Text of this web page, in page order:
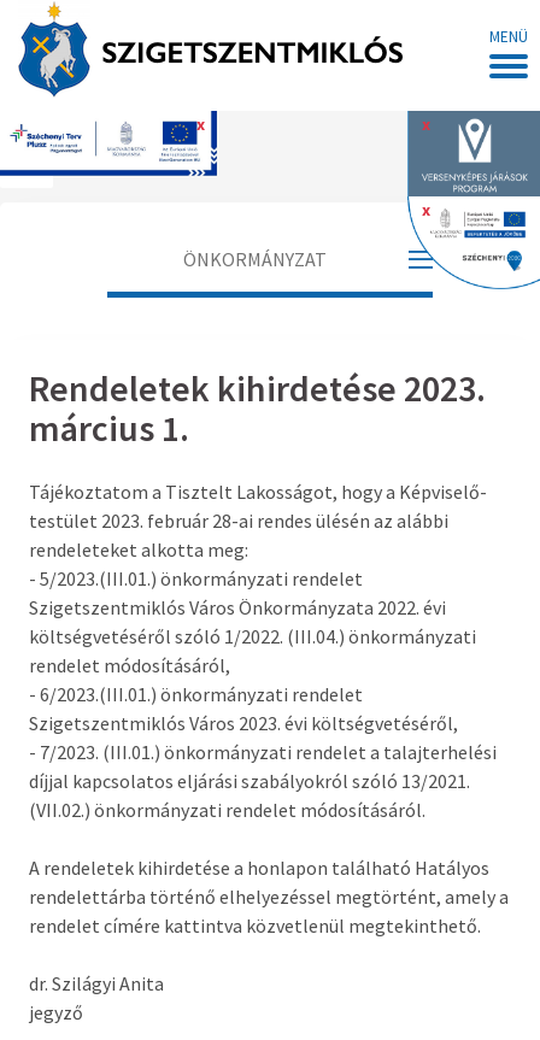
MENÜ
x
x
x
Főoldal
ÖNKORMÁNYZAT
Alpolgármester
Jegyző
Aljegyző
Országgyűlési képviselő
Képviselő-testület tagok és munkatervek
Képviselő-testületi és bizottsági ülések
anyagai
Hatályos rendelettár >
Képviselő-testületi tagok önéletrajzai,
vagyonnyilatkozatok
Bizottságok
Rendeletek kihirdetése
Nemzetiségi Önkormányzatok
Rendeletek kihirdetése 2023.
március 1.
Tájékoztatom a Tisztelt Lakosságot, hogy a Képviselő-
testület 2023. február 28-ai rendes ülésén az alábbi
rendeleteket alkotta meg:
- 5/2023.(III.01.) önkormányzati rendelet
Szigetszentmiklós Város Önkormányzata 2022. évi
költségvetéséről szóló 1/2022. (III.04.) önkormányzati
rendelet módosításáról,
- 6/2023.(III.01.) önkormányzati rendelet
Szigetszentmiklós Város 2023. évi költségvetéséről,
- 7/2023. (III.01.) önkormányzati rendelet a talajterhelési
díjjal kapcsolatos eljárási szabályokról szóló 13/2021.
(VII.02.) önkormányzati rendelet módosításáról.
A rendeletek kihirdetése a honlapon található Hatályos
rendelettárba történő elhelyezéssel megtörtént, amely a
rendelet címére kattintva közvetlenül megtekinthető.
dr. Szilágyi Anita
jegyző